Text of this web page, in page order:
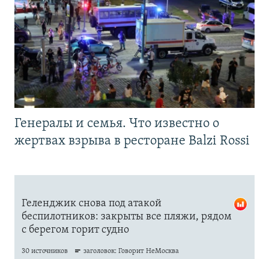
Генералы и семья. Что известно о
жертвах взрыва в ресторане Balzi Rossi